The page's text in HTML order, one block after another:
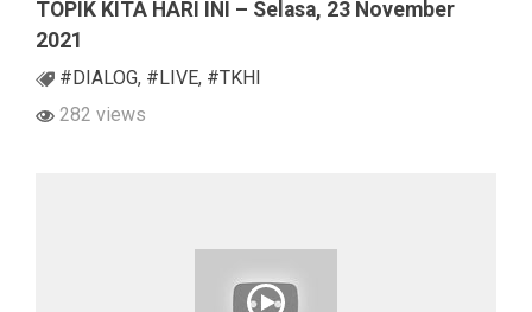
TOPIK KITA HARI INI – Selasa, 23 November
2021
#DIALOG, #LIVE, #TKHI
282 views